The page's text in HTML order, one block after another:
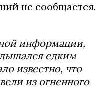
не сообщается.
информации,
едким
известно, что
из огненного